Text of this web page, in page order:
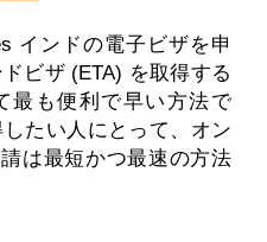
インドの電子ビザを申
ビザ (ETA) を取得する
最も便利で早い方法で
たい人にとって、オン
は最短かつ最速の方法